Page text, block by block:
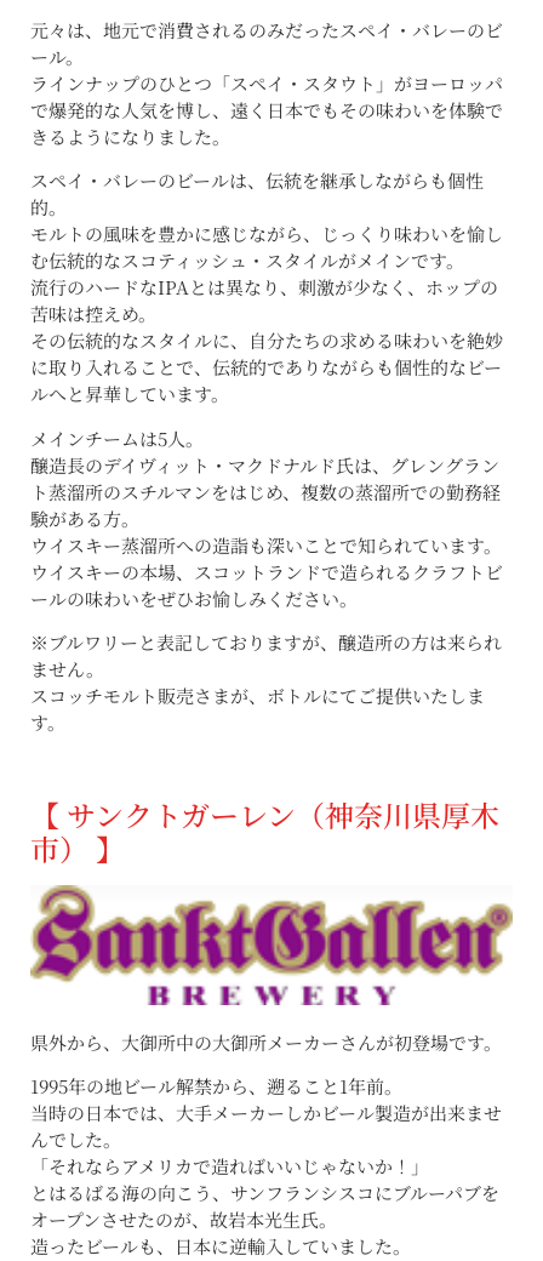
元々は、地元で消費されるのみだったスペイ・バレーのビ
ール。
ラインナップのひとつ「スペイ・スタウト」がヨーロッパ
で爆発的な人気を博し、遠く日本でもその味わいを体験で
きるようになりました。
スペイ・バレーのビールは、伝統を継承しながらも個性
的。
モルトの風味を豊かに感じながら、じっくり味わいを愉し
む伝統的なスコティッシュ・スタイルがメインです。
流行のハードなIPAとは異なり、刺激が少なく、ホップの
苦味は控えめ。
その伝統的なスタイルに、自分たちの求める味わいを絶妙
に取り入れることで、伝統的でありながらも個性的なビー
ルへと昇華しています。
メインチームは5人。
醸造長のデイヴィット・マクドナルド氏は、グレングラン
ト蒸溜所のスチルマンをはじめ、複数の蒸溜所での勤務経
験がある方。
ウイスキー蒸溜所への造詣も深いことで知られています。
ウイスキーの本場、スコットランドで造られるクラフトビ
ールの味わいをぜひお愉しみください。
※ブルワリーと表記しておりますが、醸造所の方は来られ
ません。
スコッチモルト販売さまが、ボトルにてご提供いたしま
す。
【 サンクトガーレン（神奈川県厚木
市） 】
県外から、大御所中の大御所メーカーさんが初登場です。
1995年の地ビール解禁から、遡ること1年前。
当時の日本では、大手メーカーしかビール製造が出来ませ
んでした。
「それならアメリカで造ればいいじゃないか！」
とはるばる海の向こう、サンフランシスコにブルーパブを
オープンさせたのが、故岩本光生氏。
造ったビールも、日本に逆輸入していました。